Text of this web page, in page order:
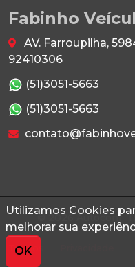
Utilizamos Cookies
melhorar sua
OK
Fabinho
AV. Farroupilha,
92410306
(51)3051-5663
(51)3051-5663
© 2026 Autoconf.
Termos